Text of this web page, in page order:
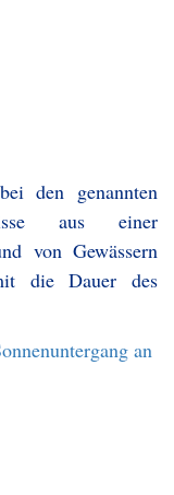
den genannten
aus einer
von Gewässern
die Dauer des
an